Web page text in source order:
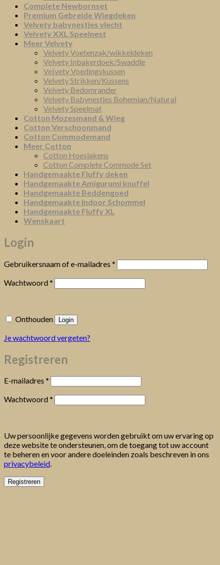
Complete Newbornset
Premium Gebreide Wiegdeken
Velvety babynestjes vlecht
Velvety XXL Speelnest
Meer Velvety
Velvety Voetenzak/wikkeldeken
Velvety Inbakerdoek/Swaddle
VeIvety Voedingskussen
Velvety Strikken/Kussens
Velvety Bedomrander
Velvety Babynestjes Bohemian/Natural
Velvety Speelmat
Cotton Mozesmand & Wieg
Cotton Verschoonmand
Cotton Commodemand
Meer Cotton
Cotton Hoeslakens
Cotton Complete Commode Set
Handgemaakte Fluffy deken
Handgemaakte Amigurumi knuffel
Handgemaakte Beddengoed
Handgemaakte Indoor Schommel
Handgemaakte Fluffy XL
Wenskaart
Login
Gebruikersnaam of e-mailadres * Vereist
Wachtwoord* Vereist
Onthouden Login
Je wachtwoord vergeten?
Registreren
E-mailadres *
Wachtwoord*
Uw persoonlijke gegevens worden gebruikt om uw ervaring op
deze website te ondersteunen, om de toegang tot uw account
te beheren en voor andere doeleinden zoals beschreven in ons
privacybeleid.
Registreren